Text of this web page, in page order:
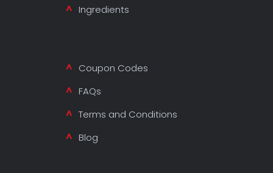
Ingredients
Coupon Codes
FAQs
Terms and Conditions
Blog